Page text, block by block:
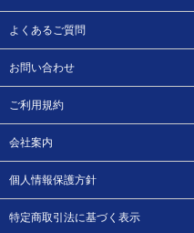
よくあるご質問
お問い合わせ
ご利用規約
会社案内
個人情報保護方針
特定商取引法に基づく表示